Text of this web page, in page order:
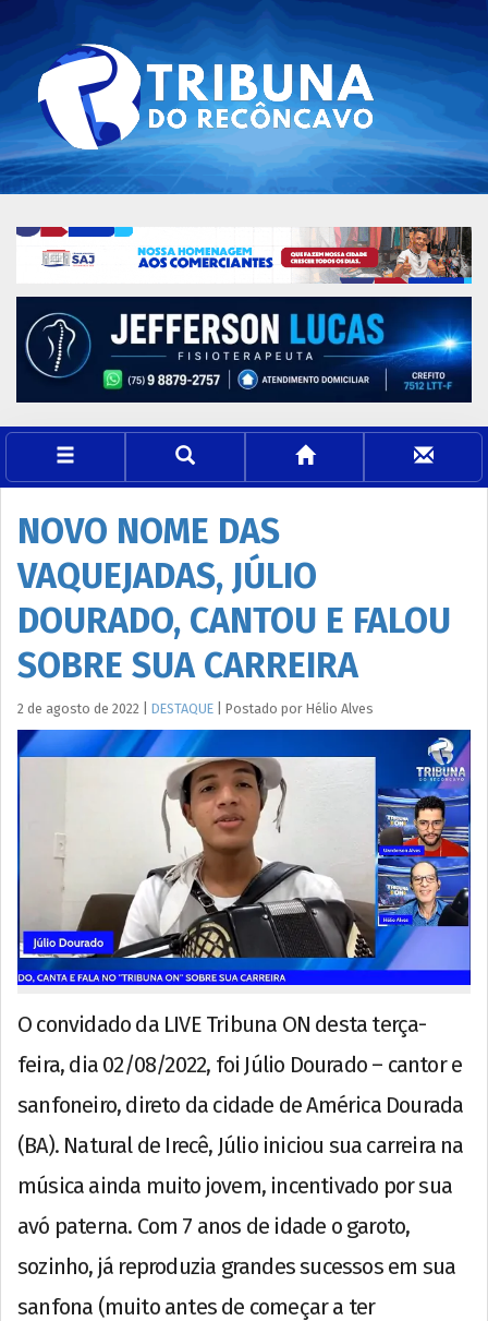
NOVO NOME DAS
VAQUEJADAS, JÚLIO
DOURADO, CANTOU E FALOU
SOBRE SUA CARREIRA
2 de agosto de 2022 DESTAQUE Postado por Hélio Alves
O convidado da LIVE Tribuna ON desta terça-
feira, dia 02/08/2022, foi Júlio Dourado – cantor e
sanfoneiro, direto da cidade de América Dourada
(BA). Natural de Irecê, Júlio iniciou sua carreira na
música ainda muito jovem, incentivado por sua
avó paterna. Com 7 anos de idade o garoto,
sozinho, já reproduzia grandes sucessos em sua
sanfona (muito antes de começar a ter